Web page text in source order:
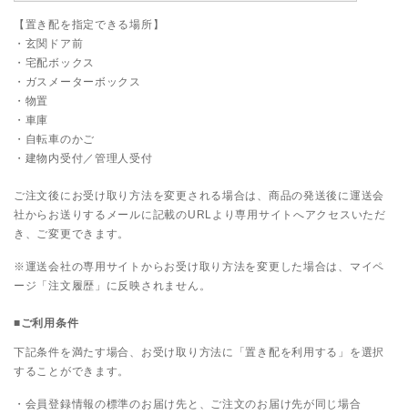
【置き配を指定できる場所】
・玄関ドア前
・宅配ボックス
・ガスメーターボックス
・物置
・車庫
・自転車のかご
・建物内受付／管理人受付
ご注文後にお受け取り方法を変更される場合は、商品の発送後に運送会
社からお送りするメールに記載のURLより専用サイトへアクセスいただ
き、ご変更できます。
※運送会社の専用サイトからお受け取り方法を変更した場合は、マイペ
ージ「注文履歴」に反映されません。
■ご利用条件
下記条件を満たす場合、お受け取り方法に「置き配を利用する」を選択
することができます。
・会員登録情報の標準のお届け先と、ご注文のお届け先が同じ場合